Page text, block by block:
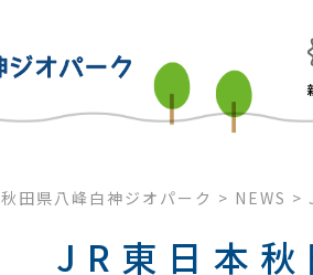
秋田県八峰白神ジオパーク > NEWS >
JR東日本